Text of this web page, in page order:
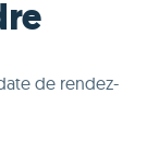
de rendez-